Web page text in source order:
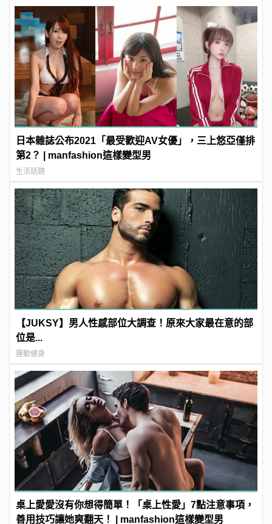
日本雜誌公布2021「最受歡迎AV女優」，三上悠亞僅排
第2？ | manfashion這樣變型男
生活話題
【JUKSY】男人性感部位大調查！原來大家最在意的部
位是...
運動健身
桌上愛愛沒有你想得簡單！「桌上性愛」7點注意事項，
善用技巧讓她爽翻天！ | manfashion這樣變型男